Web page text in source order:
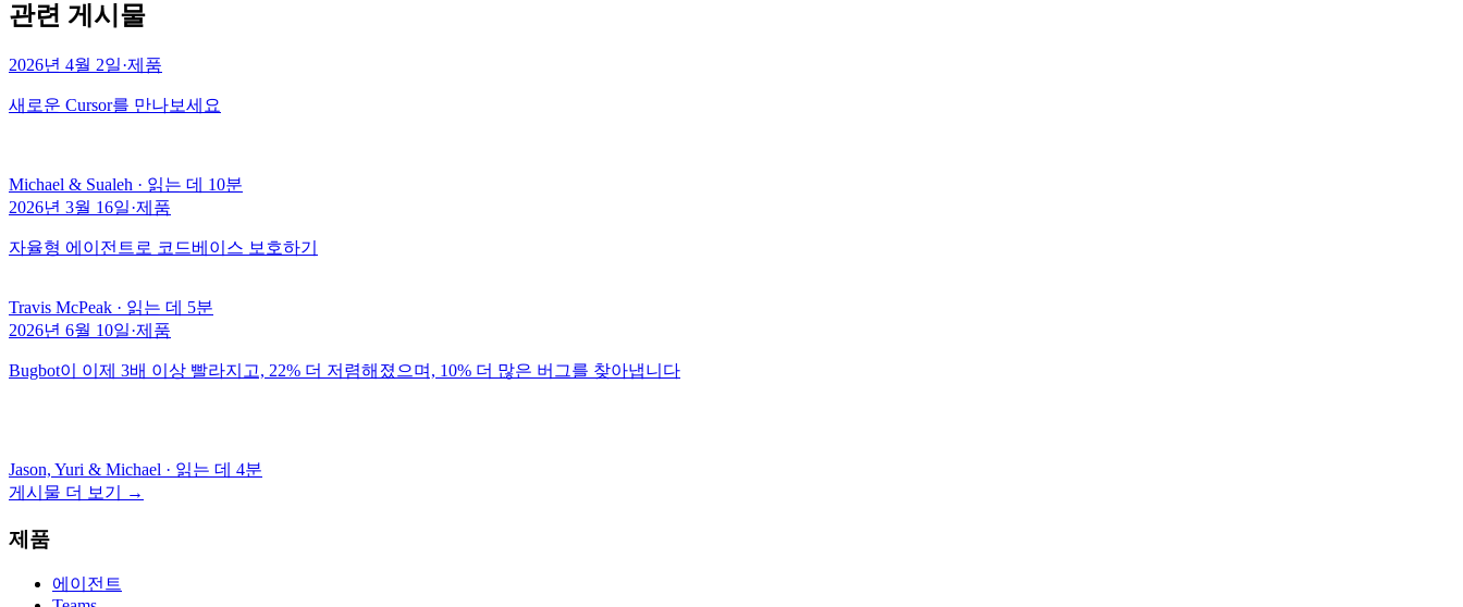
관련 게시물
2026년 4월 2일·제품
새로운 Cursor를 만나보세요
Michael & Sualeh · 읽는 데 10분
2026년 3월 16일·제품
자율형 에이전트로 코드베이스 보호하기
Travis McPeak · 읽는 데 5분
2026년 6월 10일·제품
Bugbot이 이제 3배 이상 빨라지고, 22% 더 저렴해졌으며, 10% 더 많은 버그를 찾아냅니다
Jason, Yuri & Michael · 읽는 데 4분
게시물 더 보기
→
제품
에이전트